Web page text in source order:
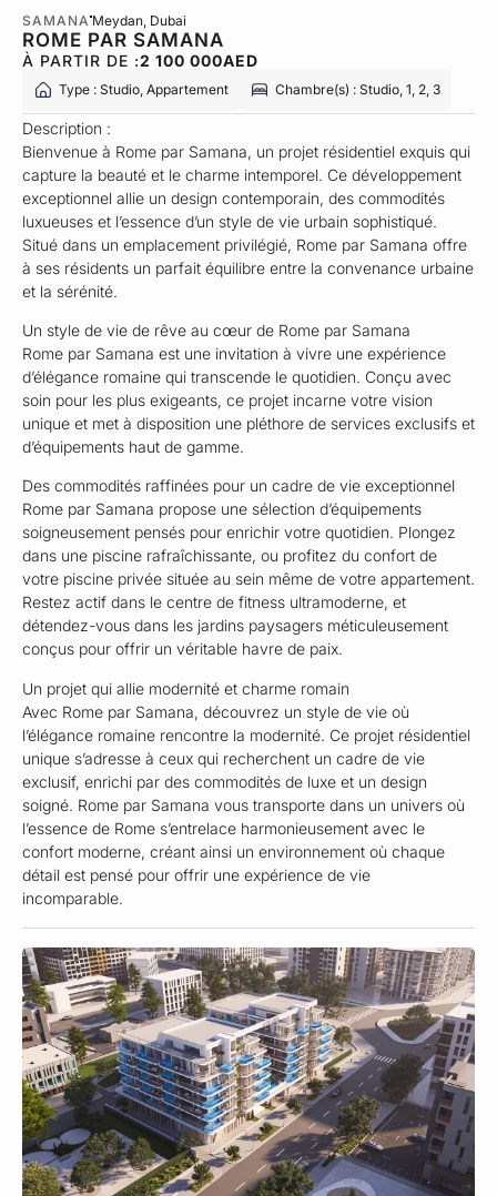
SAMANA Meydan , Dubai
ROME PAR SAMANA
À PARTIR DE :2 100 000AED
Type : Studio, Appartement Chambre(s) : Studio, 1, 2, 3
Description :
Bienvenue à Rome par Samana, un projet résidentiel exquis qui
capture la beauté et le charme intemporel. Ce développement
exceptionnel allie un design contemporain, des commodités
luxueuses et l’essence d’un style de vie urbain sophistiqué.
Situé dans un emplacement privilégié, Rome par Samana offre
à ses résidents un parfait équilibre entre la convenance urbaine
et la sérénité.
Un style de vie de rêve au cœur de Rome par Samana
Rome par Samana est une invitation à vivre une expérience
d’élégance romaine qui transcende le quotidien. Conçu avec
soin pour les plus exigeants, ce projet incarne votre vision
unique et met à disposition une pléthore de services exclusifs et
d’équipements haut de gamme.
Des commodités raffinées pour un cadre de vie exceptionnel
Rome par Samana propose une sélection d’équipements
soigneusement pensés pour enrichir votre quotidien. Plongez
dans une piscine rafraîchissante, ou profitez du confort de
votre piscine privée située au sein même de votre appartement.
Restez actif dans le centre de fitness ultramoderne, et
détendez-vous dans les jardins paysagers méticuleusement
conçus pour offrir un véritable havre de paix.
Un projet qui allie modernité et charme romain
Avec Rome par Samana, découvrez un style de vie où
l’élégance romaine rencontre la modernité. Ce projet résidentiel
unique s’adresse à ceux qui recherchent un cadre de vie
exclusif, enrichi par des commodités de luxe et un design
soigné. Rome par Samana vous transporte dans un univers où
l’essence de Rome s’entrelace harmonieusement avec le
confort moderne, créant ainsi un environnement où chaque
détail est pensé pour offrir une expérience de vie
incomparable.